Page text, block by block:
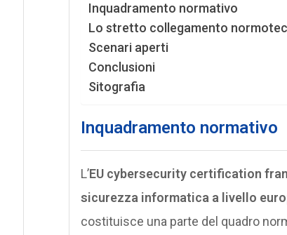
Inquadramento normativo
Lo stretto collegamento
Scenari aperti
Conclusioni
Sitografia
Inquadramento normativo
L’EU cybersecurity certification
sicurezza informatica a livello
costituisce una parte del quadro